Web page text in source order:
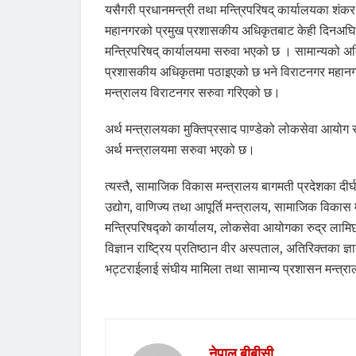
यसैगरी प्रधानमन्त्री तथा मन्त्रिपरिषद् कार्यालयका
महानगरको प्रमुख प्रशासकीय अधिकृतबाट केही
मन्त्रिपरिषद् कार्यालयमा सरुवा भएको छ । सामान्यको
प्रशासकीय अधिकृतमा पठाइएको छ भने विराटनगर
मन्त्रालय विराटनगर सरुवा गरिएको छ।
अर्थ मन्त्रालयका मुक्तिप्रसाद पाण्डेको लोकसेवा
अर्थ मन्त्रालयमा सरुवा भएको छ।
त्यस्तै, सामाजिक विकास मन्त्रालय बागमती प्रदेशका
उद्योग, वाणिज्य तथा आपूर्ति मन्त्रालय, सामाजिक
मन्त्रिपरिषद्को कार्यालय, लोकसेवा आयोगका रुद्र
विज्ञान राष्ट्रिय प्रतिष्ठान वीर अस्पताल,
भट्टराईलाई संघीय मामिला तथा सामान्य प्रशासन